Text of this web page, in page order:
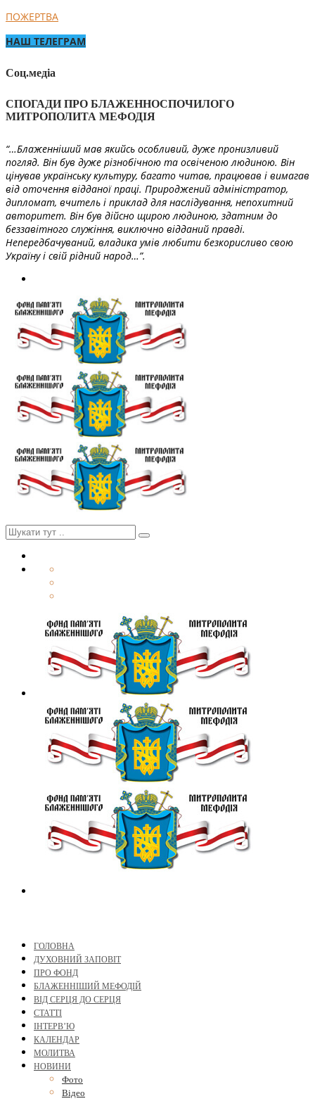
ПОЖЕРТВА
НАШ ТЕЛЕГРАМ
Соц.медіа
СПОГАДИ ПРО БЛАЖЕННОСПОЧИЛОГО
МИТРОПОЛИТА МЕФОДІЯ
“…Блаженніший мав якийсь особливий, дуже пронизливий
погляд. Він був дуже різнобічною та освіченою людиною. Він
цінував українську культуру, багато читав, працював і вимагав
від оточення відданої праці. Природжений адміністратор,
дипломат, вчитель і приклад для наслідування, непохитний
авторитет. Він був дійсно щирою людиною, здатним до
беззавітного служіння, виключно відданий правді.
Непередбачуваний, владика умів любити безкорисливо свою
Україну і свій рідний народ…”.
ГОЛОВНА
ДУХОВНИЙ ЗАПОВІТ
ПРО ФОНД
БЛАЖЕННІШИЙ МЕФОДІЙ
ВІД СЕРЦЯ ДО СЕРЦЯ
СТАТТІ
ІНТЕРВ’Ю
КАЛЕНДАР
МОЛИТВА
НОВИНИ
Фото
Відео